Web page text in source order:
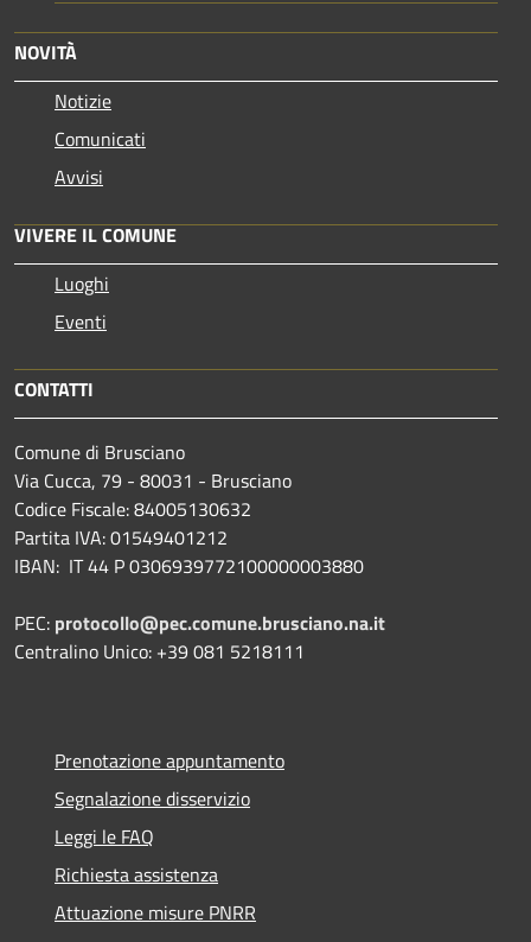
NOVITÀ
Notizie
Comunicati
Avvisi
VIVERE IL COMUNE
Luoghi
Eventi
CONTATTI
Comune di Brusciano
Via Cucca, 79 - 80031 - Brusciano
Codice Fiscale: 84005130632
Partita IVA: 01549401212
IBAN: IT 44 P 0306939772100000003880
PEC: protocollo@pec.comune.brusciano.na.it
Centralino Unico: +39 081 5218111
Prenotazione appuntamento
Segnalazione disservizio
Leggi le FAQ
Richiesta assistenza
Attuazione misure PNRR